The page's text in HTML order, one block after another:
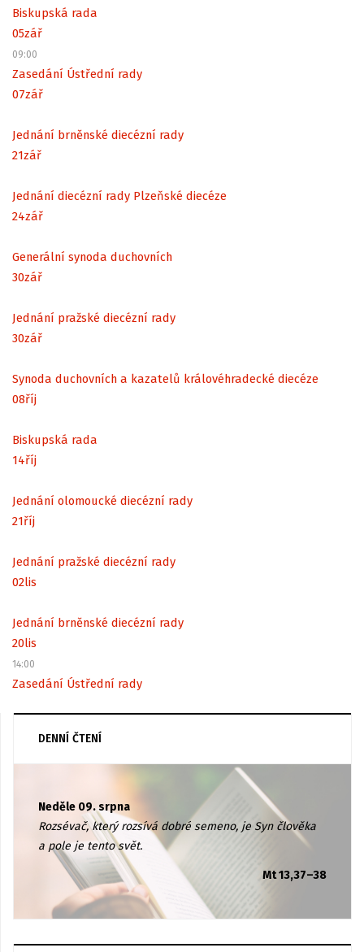
Biskupská rada
05zář
09:00
Zasedání Ústřední rady
07zář
Jednání brněnské diecézní rady
21zář
Jednání diecézní rady Plzeňské diecéze
24zář
Generální synoda duchovních
30zář
Jednání pražské diecézní rady
30zář
Synoda duchovních a kazatelů královéhradecké diecéze
08říj
Biskupská rada
14říj
Jednání olomoucké diecézní rady
21říj
Jednání pražské diecézní rady
02lis
Jednání brněnské diecézní rady
20lis
14:00
Zasedání Ústřední rady
DENNÍ ČTENÍ
Neděle 09. srpna
Rozsévač, který rozsívá dobré semeno, je Syn člověka
a pole je tento svět.
Mt 13,37–38